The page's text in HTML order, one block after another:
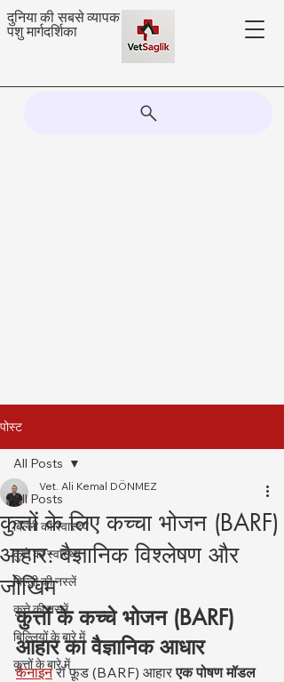
दुनिया की सबसे व्यापक
पशु मार्गदर्शिका
पोस्ट
All Posts
बिल्ली का स्वास्थ्य
कुत्ते का स्वास्थ्य
बिल्ली की नस्लें
कुत्ते की नस्लें
बिल्लियों के बारे में
कुत्तों के बारे में
All Posts
कुत्तों के लिए कच्चा भोजन (BARF)
आहार: वैज्ञानिक विश्लेषण और
जोखिम
Vet. Ali Kemal DÖNMEZ
कुत्तों के कच्चे भोजन (BARF)
आहार का वैज्ञानिक आधार
कैनाइन रॉ फ़ूड (BARF) आहार एक पोषण मॉडल